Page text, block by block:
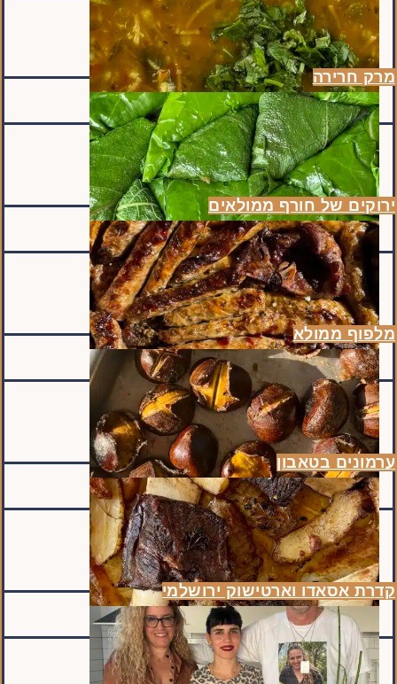
מרק חרירה
ירוקים של חורף ממולאים
מלפוף ממולא
ערמונים בטאבון
קדרת אסאדו וארטישוק ירושלמי